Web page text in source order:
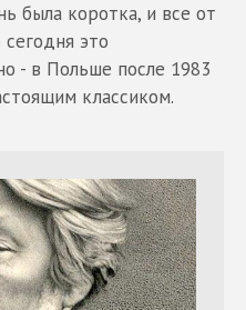
была коротка, и все от
это
- в Польше после 1983
классиком.